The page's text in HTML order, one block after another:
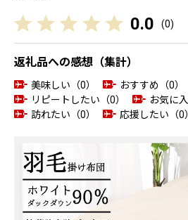
0.0 (0)
返礼品への感想（集計）
美味しい（0）
おすすめ（0）
リピートしたい（0）
お気に
訪れたい（0）
応援したい（0）